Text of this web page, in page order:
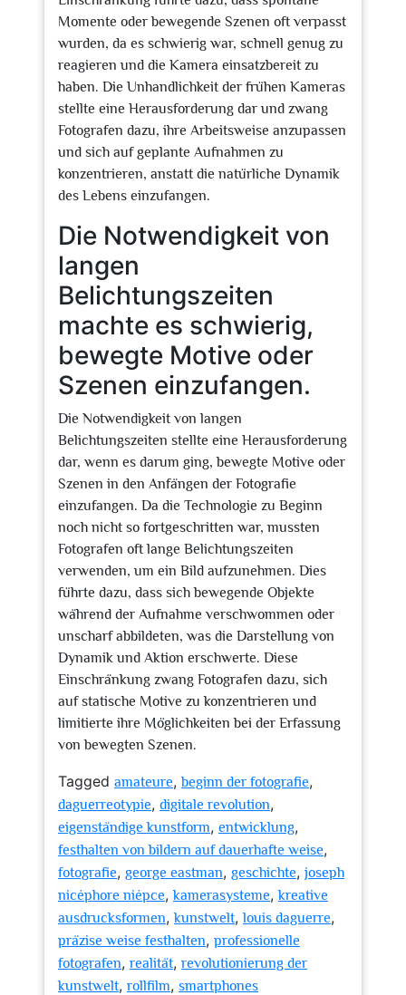
Momente oder bewegende Szenen oft verpasst
wurden, da es schwierig war, schnell genug zu
reagieren und die Kamera einsatzbereit zu
haben. Die Unhandlichkeit der frühen Kameras
stellte eine Herausforderung dar und zwang
Fotografen dazu, ihre Arbeitsweise anzupassen
und sich auf geplante Aufnahmen zu
konzentrieren, anstatt die natürliche Dynamik
des Lebens einzufangen.
Die Notwendigkeit von
langen
Belichtungszeiten
machte es schwierig,
bewegte Motive oder
Szenen einzufangen.
Die Notwendigkeit von langen
Belichtungszeiten stellte eine Herausforderung
dar, wenn es darum ging, bewegte Motive oder
Szenen in den Anfängen der Fotografie
einzufangen. Da die Technologie zu Beginn
noch nicht so fortgeschritten war, mussten
Fotografen oft lange Belichtungszeiten
verwenden, um ein Bild aufzunehmen. Dies
führte dazu, dass sich bewegende Objekte
während der Aufnahme verschwommen oder
unscharf abbildeten, was die Darstellung von
Dynamik und Aktion erschwerte. Diese
Einschränkung zwang Fotografen dazu, sich
auf statische Motive zu konzentrieren und
limitierte ihre Möglichkeiten bei der Erfassung
von bewegten Szenen.
Tagged amateure,beginn der fotografie,
daguerreotypie, digitale revolution,
eigenständige kunstform, entwicklung,
festhalten von bildern auf dauerhafte weise,
fotografie, george eastman, geschichte, joseph
nicéphore niépce,kamerasysteme,kreative
ausdrucksformen,kunstwelt,louis daguerre,
präzise weise festhalten, professionelle
fotografen, realität, revolutionierung der
kunstwelt, rollfilm, smartphones